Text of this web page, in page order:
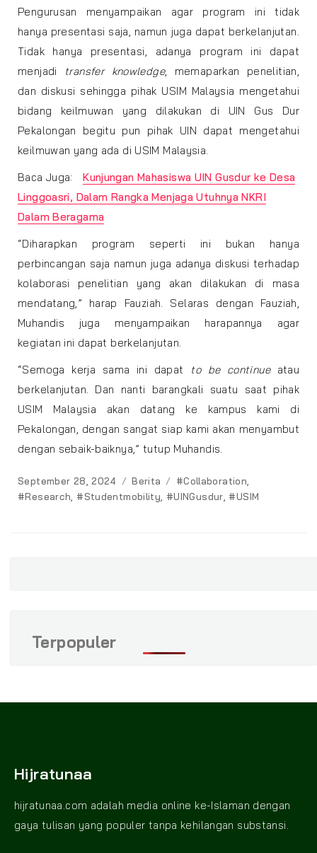
Pengurusan menyampaikan agar program ini tidak
hanya presentasi saja, namun juga dapat berkelanjutan.
Tidak hanya presentasi, adanya program ini dapat
menjadi
transfer knowledge, memaparkan penelitian,
dan diskusi sehingga pihak USIM Malaysia mengetahui
bidang keilmuwan yang dilakukan di UIN Gus Dur
Pekalongan begitu pun pihak UIN dapat mengetahui
keilmuwan yang ada di USIM Malaysia.
Baca Juga:
Kunjungan Mahasiswa UIN Gusdur ke Desa
Linggoasri, Dalam Rangka Menjaga Utuhnya NKRI
Dalam Beragama
“Diharapkan program seperti ini bukan hanya
perbincangan saja namun juga adanya diskusi terhadap
kolaborasi penelitian yang akan dilakukan di masa
mendatang,” harap Fauziah. Selaras dengan Fauziah,
Muhandis juga menyampaikan harapannya agar
kegiatan ini dapat berkelanjutan.
“Semoga kerja sama ini dapat to be continueatau
berkelanjutan. Dan nanti barangkali suatu saat pihak
USIM Malaysia akan datang ke kampus kami di
Pekalongan, dengan sangat siap kami akan menyambut
dengan sebaik-baiknya,” tutup Muhandis.
Posted
on
September 28, 2024 Categories
Berita Tags
#Collaboration,
#Research, #Studentmobility, #UINGusdur, #USIM
Terpopuler
Hijratunaa
hijratunaa.com adalah media online ke-Islaman dengan
gaya tulisan yang populer tanpa kehilangan substansi.